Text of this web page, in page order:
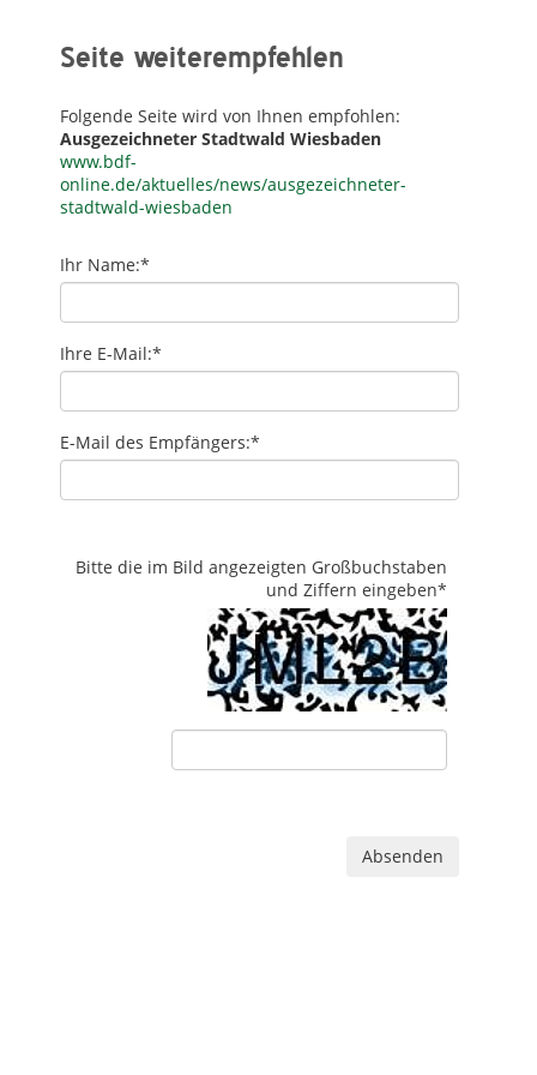
Seite weiterempfehlen
Folgende Seite wird von Ihnen empfohlen:
Ausgezeichneter Stadtwald Wiesbaden
www.bdf-
online.de/aktuelles/news/ausgezeichneter-
stadtwald-wiesbaden
Ihr Name:*
Ihre E-Mail:*
E-Mail des Empfängers:*
Bitte die im Bild angezeigten Großbuchstaben
und Ziffern eingeben*
Absenden